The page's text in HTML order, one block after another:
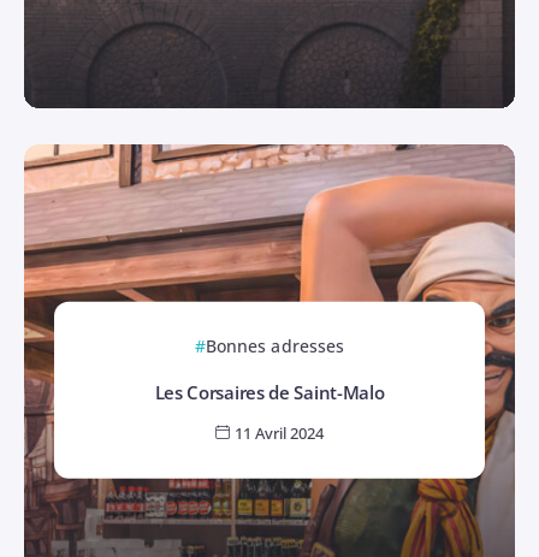
Bonnes adresses
Les Corsaires de Saint-Malo
11 Avril 2024